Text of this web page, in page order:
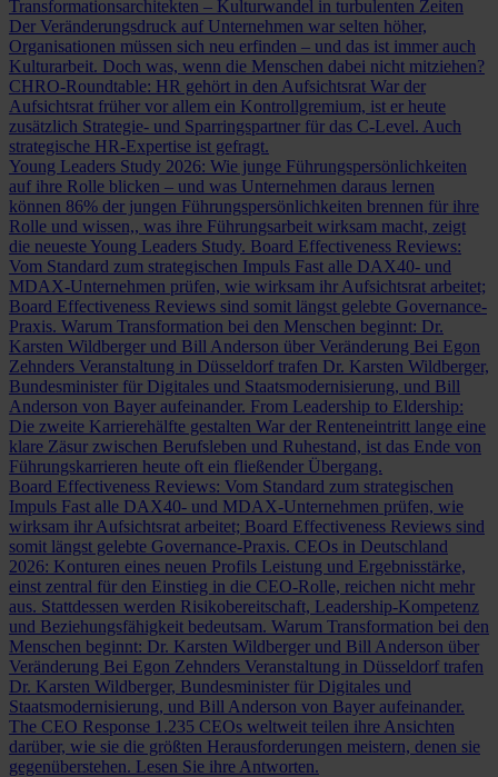
Transformationsarchitekten – Kulturwandel in turbulenten Zeiten
Der Veränderungsdruck auf Unternehmen war selten höher,
Organisationen müssen sich neu erfinden – und das ist immer auch
Kulturarbeit. Doch was, wenn die Menschen dabei nicht mitziehen?
CHRO-Roundtable: HR gehört in den Aufsichtsrat War der
Aufsichtsrat früher vor allem ein Kontrollgremium, ist er heute
zusätzlich Strategie- und Sparringspartner für das C-Level. Auch
strategische HR-Expertise ist gefragt.
Young Leaders Study 2026: Wie junge Führungspersönlichkeiten
auf ihre Rolle blicken – und was Unternehmen daraus lernen
können 86% der jungen Führungspersönlichkeiten brennen für ihre
Rolle und wissen,, was ihre Führungsarbeit wirksam macht, zeigt
die neueste Young Leaders Study. Board Effectiveness Reviews:
Vom Standard zum strategischen Impuls Fast alle DAX40- und
MDAX-Unternehmen prüfen, wie wirksam ihr Aufsichtsrat arbeitet;
Board Effectiveness Reviews sind somit längst gelebte Governance-
Praxis. Warum Transformation bei den Menschen beginnt: Dr.
Karsten Wildberger und Bill Anderson über Veränderung Bei Egon
Zehnders Veranstaltung in Düsseldorf trafen Dr. Karsten Wildberger,
Bundesminister für Digitales und Staatsmodernisierung, und Bill
Anderson von Bayer aufeinander. From Leadership to Eldership:
Die zweite Karrierehälfte gestalten War der Renteneintritt lange eine
klare Zäsur zwischen Berufsleben und Ruhestand, ist das Ende von
Führungskarrieren heute oft ein fließender Übergang.
Board Effectiveness Reviews: Vom Standard zum strategischen
Impuls Fast alle DAX40- und MDAX-Unternehmen prüfen, wie
wirksam ihr Aufsichtsrat arbeitet; Board Effectiveness Reviews sind
somit längst gelebte Governance-Praxis. CEOs in Deutschland
2026: Konturen eines neuen Profils Leistung und Ergebnisstärke,
einst zentral für den Einstieg in die CEO-Rolle, reichen nicht mehr
aus. Stattdessen werden Risikobereitschaft, Leadership-Kompetenz
und Beziehungsfähigkeit bedeutsam. Warum Transformation bei den
Menschen beginnt: Dr. Karsten Wildberger und Bill Anderson über
Veränderung Bei Egon Zehnders Veranstaltung in Düsseldorf trafen
Dr. Karsten Wildberger, Bundesminister für Digitales und
Staatsmodernisierung, und Bill Anderson von Bayer aufeinander.
The CEO Response 1.235 CEOs weltweit teilen ihre Ansichten
darüber, wie sie die größten Herausforderungen meistern, denen sie
gegenüberstehen. Lesen Sie ihre Antworten.